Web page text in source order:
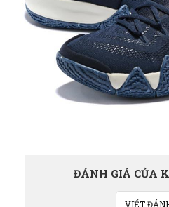
ĐÁNH GIÁ CỦA
VIẾT